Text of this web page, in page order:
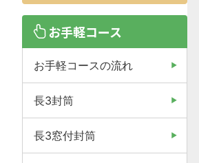
お手軽コース
お手軽コースの流れ
長3封筒
長3窓付封筒